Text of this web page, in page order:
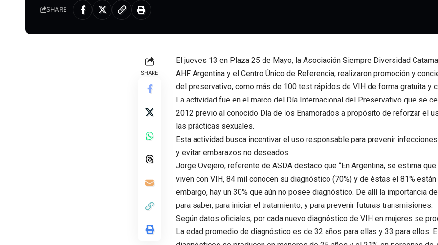
SHARE
SHARE
El jueves 13 en Plaza 25 de Mayo, la Asociación Siempre Diversidad
AHF Argentina y el Centro Único de Referencia, realizaron promoción y
del preservativo, como más de 100 test rápidos de VIH de forma gratuita y
La actividad fue en el marco del Día Internacional del Preservativo que se
2012 previo al conocido Día de los Enamorados a propósito de reforzar el
las prácticas sexuales.
Esta actividad busca incentivar el uso responsable para prevenir
y evitar embarazos no deseados.
Jorge Ovejero, referente de ASDA destaco que “En Argentina, se estima
viven con VIH, 84 mil conocen su diagnóstico (70%) y de éstas el 81% están
embargo, hay un 30% que aún no posee diagnóstico. De allí la importancia
para saber, para iniciar el tratamiento, y para prevenir futuras transmisiones.
Según datos oficiales, por cada nuevo diagnóstico de VIH en mujeres se
La edad promedio de diagnóstico es de 32 años para ellas y 33 para ellos.